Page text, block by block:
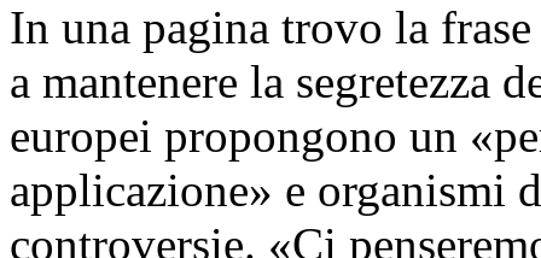
In una pagina trovo la
a mantenere la segretezza
europei propongono un
applicazione» e organismi
controversie. «Ci